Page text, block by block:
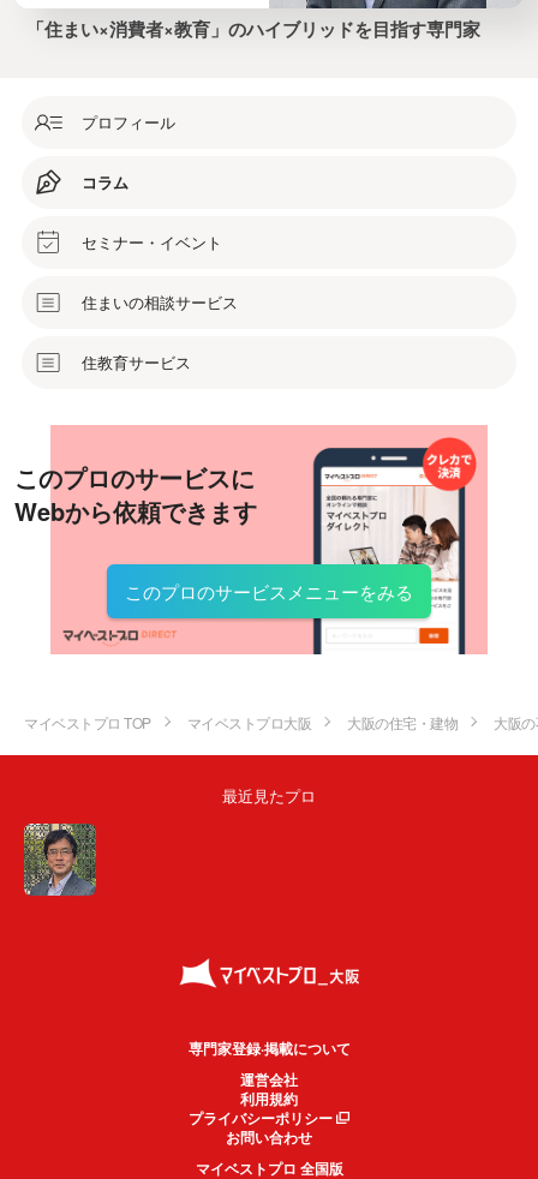
「住まい×消費者×教育」のハイブリッドを目指す専門家
プロフィール
コラム
セミナー・イベント
住まいの相談サービス
住教育サービス
このプロのサービスに
Webから依頼できます
このプロのサービスメニューをみる
マイベストプロ TOP マイベストプロ大阪 大阪の住宅・建物 大阪
最近見たプロ
専門家登録·掲載について
運営会社
利用規約
プライバシーポリシー
お問い合わせ
マイベストプロ 全国版